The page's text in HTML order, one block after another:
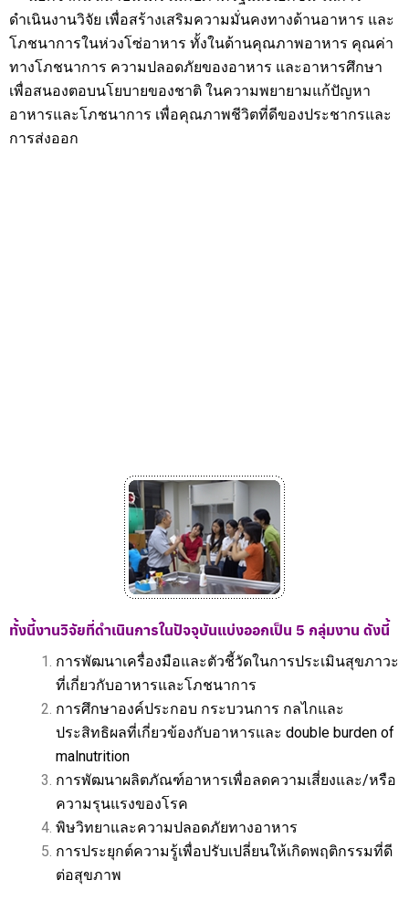
ดำเนินงานวิจัย เพื่อสร้างเสริมความมั่นคงทางด้านอาหาร และ
โภชนาการในห่วงโซ่อาหาร ทั้งในด้านคุณภาพอาหาร คุณค่า
ทางโภชนาการ ความปลอดภัยของอาหาร และอาหารศึกษา
เพื่อสนองตอบนโยบายของชาติ ในความพยายามแก้ปัญหา
อาหารและโภชนาการ เพื่อคุณภาพชีวิตที่ดีของประชากรและ
การส่งออก
ทั้งนี้งานวิจัยที่ดำเนินการในปัจจุบันแบ่งออกเป็น 5 กลุ่มงาน ดังนี้
การพัฒนาเครื่องมือและตัวชี้วัดในการประเมินสุขภาวะ
ที่เกี่ยวกับอาหารและโภชนาการ
การศึกษาองค์ประกอบ กระบวนการ กลไกและ
ประสิทธิผลที่เกี่ยวข้องกับอาหารและ double burden of
malnutrition
การพัฒนาผลิตภัณฑ์อาหารเพื่อลดความเสี่ยงและ/หรือ
ความรุนแรงของโรค
พิษวิทยาและความปลอดภัยทางอาหาร
การประยุกต์ความรู้เพื่อปรับเปลี่ยนให้เกิดพฤติกรรมที่ดี
ต่อสุขภาพ